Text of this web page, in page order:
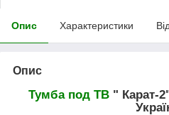
Опис Характеристики
Опис
Тумба под ТВ" Карат-